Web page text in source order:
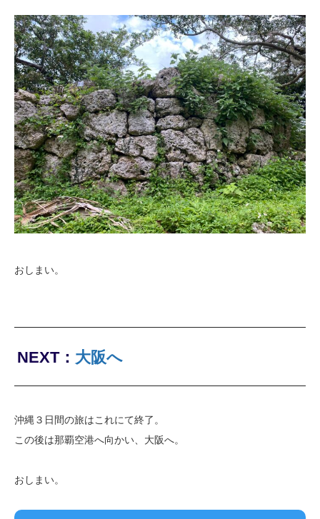
おしまい。
NEXT： 大阪へ
沖縄３日間の旅はこれにて終了。
この後は那覇空港へ向かい、大阪へ。
おしまい。